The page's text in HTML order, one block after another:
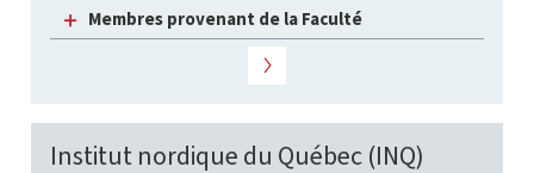
Membres provenant de la Faculté
Institut nordique du Québec (INQ)